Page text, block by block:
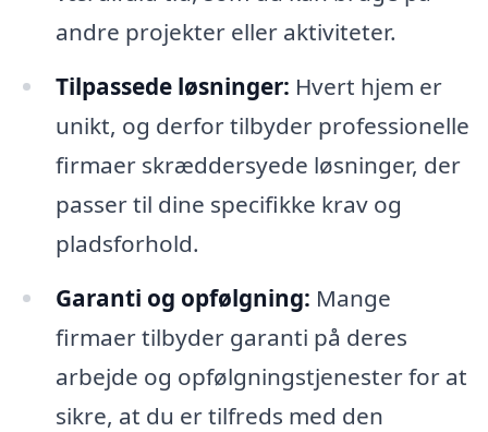
andre projekter eller aktiviteter.
Tilpassede løsninger: Hvert hjem er
unikt, og derfor tilbyder professionelle
firmaer skræddersyede løsninger, der
passer til dine specifikke krav og
pladsforhold.
Garanti og opfølgning: Mange
firmaer tilbyder garanti på deres
arbejde og opfølgningstjenester for at
sikre, at du er tilfreds med den